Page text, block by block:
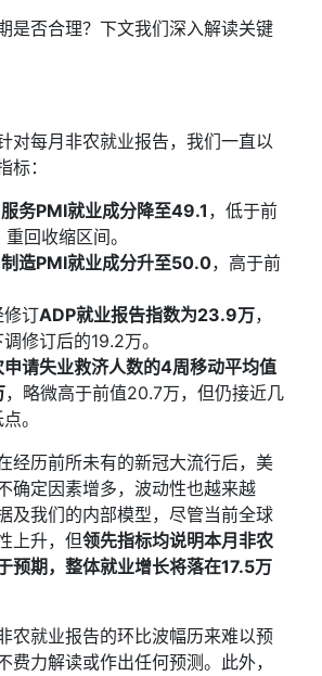
是否合理？下文我们深入解读关键
对每月非农就业报告， 我们一直以
标：
服务PMI就业成分降至49.1 ，低于前
重回收缩区间。
制造PMI就业成分升至50.0，高于前
修订ADP就业报告指数为23.9万，
修订后的19.2万。
申请失业救济人数的4周移动平均值
，略微高于前值20.7万，但仍接近几
。
经历前所未有的新冠大流行后，美
确定因素增多，波动性也越来越
及我们的内部模型，尽管当前全球
上升，但领先指标均说明本月非农
预期，整体就业增长将落在17.5万
农就业报告的环比波幅历来难以预
费力解读或作出任何预测。此外，